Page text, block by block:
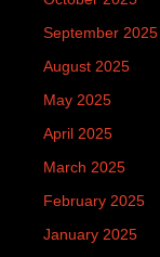
September 2025
August 2025
May 2025
April 2025
March 2025
February 2025
January 2025